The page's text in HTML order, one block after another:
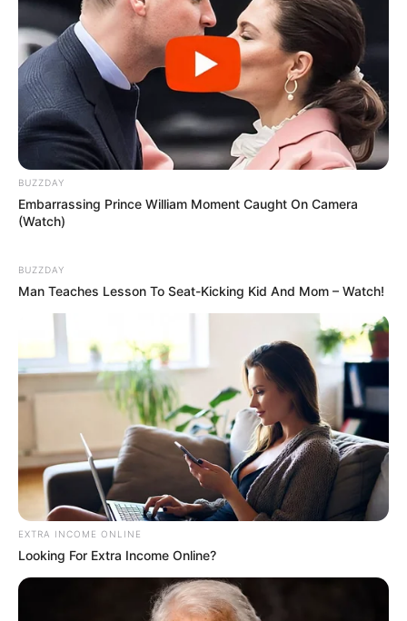
Deixe um Comentário
VEJA TAMBÉM
BUZZDAY
Embarrassing Prince William Moment Caught On Camera
(Watch)
BUZZDAY
Man Teaches Lesson To Seat-Kicking Kid And Mom – Watch!
EXTRA INCOME ONLINE
Looking For Extra Income Online?